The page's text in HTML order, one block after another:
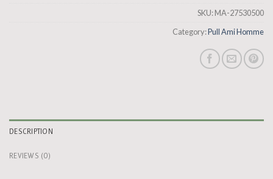
SKU:MA-27530500
Category:Pull Ami Homme
DESCRIPTION
REVIEWS (0)